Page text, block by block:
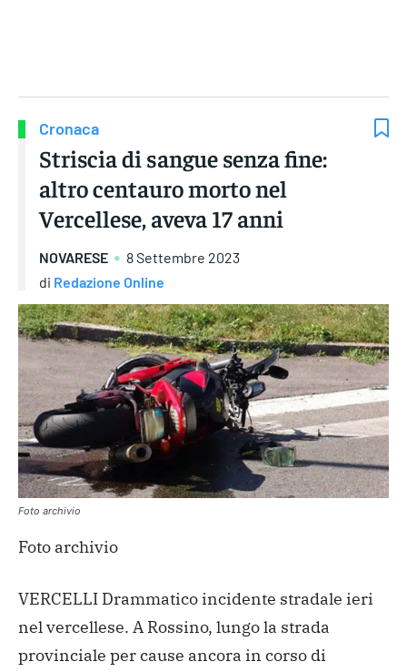
Cronaca
Striscia di sangue senza fine:
altro centauro morto nel
Vercellese, aveva 17 anni
NOVARESE
8 Settembre 2023
di Redazione Online
Foto archivio
Foto archivio
VERCELLI Drammatico incidente stradale ieri
nel vercellese. A Rossino, lungo la strada
provinciale per cause ancora in corso di